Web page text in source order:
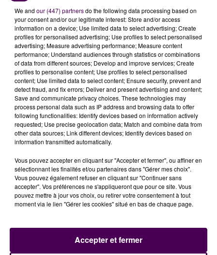
Côté joueurs, même s’il se ressent toujours de son
entorse à la cheville,Ovie Soko prendra bien place
dans le car qui quittera Le Mans à la mi-journée. De
même qu’Iggy Mockecivius, qui a repris il y a peu
l’entraînement collectif avec ses coéquipiers. Hugo
Mienandi, 17 ans, est également du voyage en
Dordogne. L’équipe de Boulazac occupe la 18e et
dernière place du classement de Jeep Elite avec un
bilan de dix défaites pour seulement trois victoires
depuis le début de la saison. Coup d’envoi ce mercredi
à 20h.
We and our (447) partnersdo the following data processing based on
your consent and/or our legitimate interest: Store and/or access
information on a device; Use limited data to select advertising; Create
profiles for personalised advertising; Use profiles to select personalised
advertising; Measure advertising performance; Measure content
performance; Understand audiences through statistics or combinations
of data from different sources; Develop and improve services; Create
profiles to personalise content; Use profiles to select personalised
content; Use limited data to select content; Ensure security, prevent and
detect fraud, and fix errors; Deliver and present advertising and content;
Save and communicate privacy choices. These technologies may
process personal data such as IP address and browsing data to offer
following functionalities: Identify devices based on information actively
requested; Use precise geolocation data; Match and combine data from
other data sources; Link different devices; Identify devices based on
information transmitted automatically.
Vous pouvez accepter en cliquant sur "Accepter et fermer", ou affiner en
sélectionnant les finalités et/ou partenaires dans "Gérer mes choix".
Vous pouvez également refuser en cliquant sur "Continuer sans
accepter". Vos préférences ne s'appliqueront que pour ce site. Vous
pouvez mettre à jour vos choix, ou retirer votre consentement à tout
moment via le lien "Gérer les cookies" situé en bas de chaque page.
Accepter et fermer